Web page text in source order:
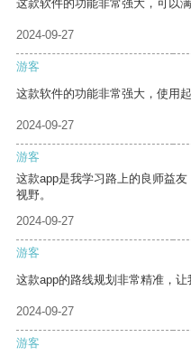
这款软件的功能非常强大，可以
2024-09-27
游客
这款软件的功能非常强大，使用起
2024-09-27
游客
这款app是我学习路上的良师益
视野。
2024-09-27
游客
这款app的路线规划非常精准，让
2024-09-27
游客